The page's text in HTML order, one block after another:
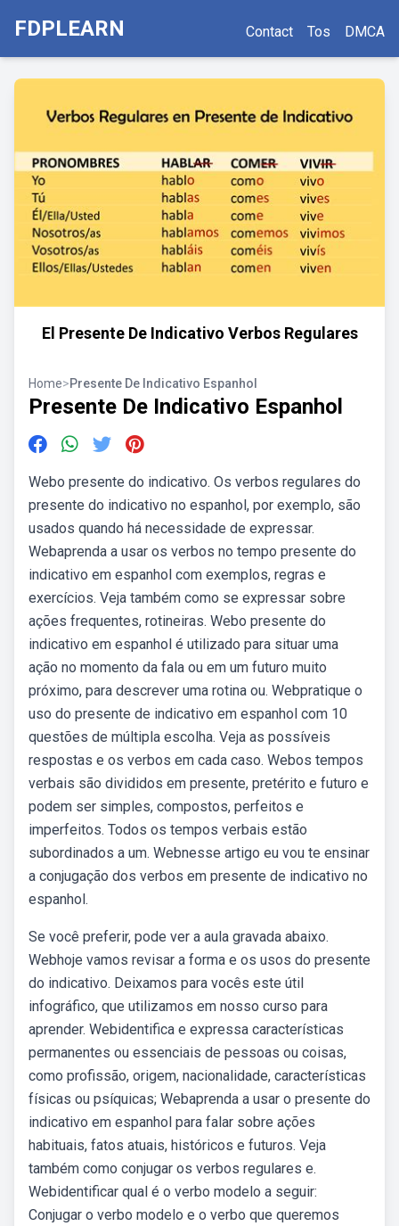
FDPLEARN Contact Tos DMCA
El Presente De Indicativo Verbos Regulares
Home>Presente De Indicativo Espanhol
Presente De Indicativo Espanhol
Webo presente do indicativo. Os verbos regulares do
presente do indicativo no espanhol, por exemplo, são
usados quando há necessidade de expressar.
Webaprenda a usar os verbos no tempo presente do
indicativo em espanhol com exemplos, regras e
exercícios. Veja também como se expressar sobre
ações frequentes, rotineiras. Webo presente do
indicativo em espanhol é utilizado para situar uma
ação no momento da fala ou em um futuro muito
próximo, para descrever uma rotina ou. Webpratique o
uso do presente de indicativo em espanhol com 10
questões de múltipla escolha. Veja as possíveis
respostas e os verbos em cada caso. Webos tempos
verbais são divididos em presente, pretérito e futuro e
podem ser simples, compostos, perfeitos e
imperfeitos. Todos os tempos verbais estão
subordinados a um. Webnesse artigo eu vou te ensinar
a conjugação dos verbos em presente de indicativo no
espanhol.
Se você preferir, pode ver a aula gravada abaixo.
Webhoje vamos revisar a forma e os usos do presente
do indicativo. Deixamos para vocês este útil
infográfico, que utilizamos em nosso curso para
aprender. Webidentifica e expressa características
permanentes ou essenciais de pessoas ou coisas,
como profissão, origem, nacionalidade, características
físicas ou psíquicas; Webaprenda a usar o presente do
indicativo em espanhol para falar sobre ações
habituais, fatos atuais, históricos e futuros. Veja
também como conjugar os verbos regulares e.
Webidentificar qual é o verbo modelo a seguir:
Conjugar o verbo modelo e o verbo que queremos